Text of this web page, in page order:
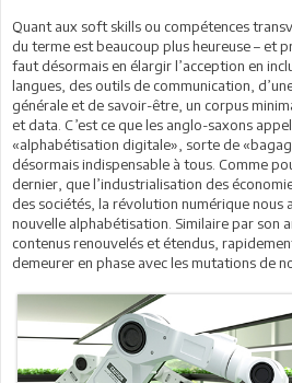
Quant aux soft skills ou compétences
du terme est beaucoup plus heureuse – et
faut désormais en élargir l’acception en
langues, des outils de communication,
générale et de savoir-être, un corpus
et data. C’est ce que les anglo-saxons
«alphabétisation digitale», sorte de
désormais indispensable à tous. Comme
dernier, que l’industrialisation des
des sociétés, la révolution numérique nous
nouvelle alphabétisation. Similaire par son
contenus renouvelés et étendus,
demeurer en phase avec les mutations de